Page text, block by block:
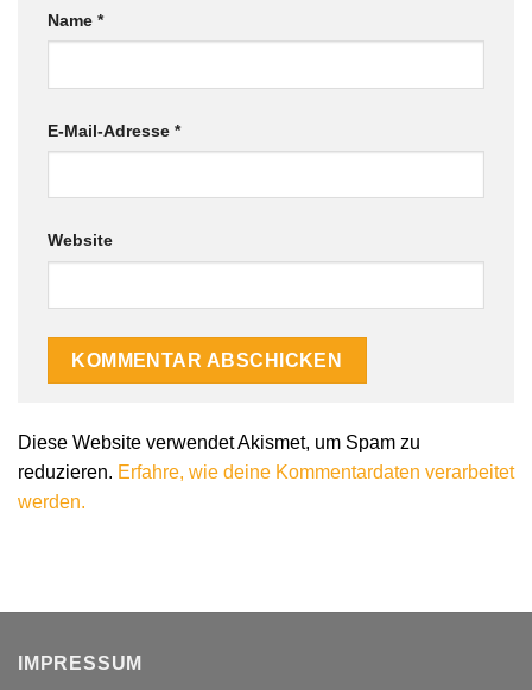
Name *
E-Mail-Adresse *
Website
Diese Website verwendet Akismet, um Spam zu
reduzieren. Erfahre, wie deine Kommentardaten verarbeitet
werden.
IMPRESSUM